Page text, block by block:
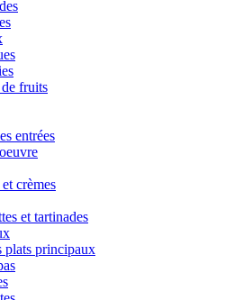
de fruits
entrées
crèmes
et tartinades
plats principaux